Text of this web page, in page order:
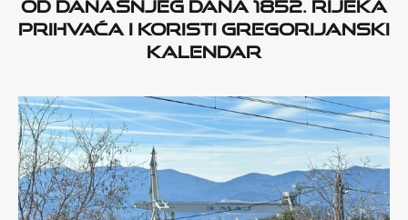
prihvaća i koristi gregorijanski
kalendar